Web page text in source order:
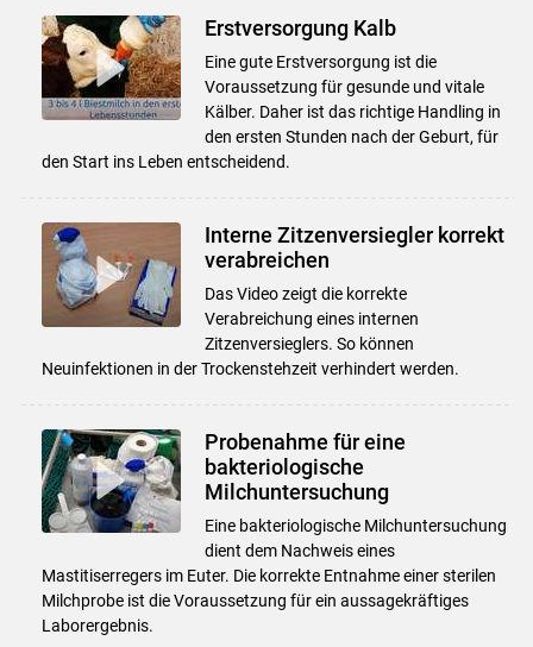
Erstversorgung Kalb
Eine gute Erstversorgung ist die
Voraussetzung für gesunde und vitale
Kälber. Daher ist das richtige Handling in
den ersten Stunden nach der Geburt, für
den Start ins Leben entscheidend.
Interne Zitzenversiegler korrekt
verabreichen
Das Video zeigt die korrekte
Verabreichung eines internen
Zitzenversieglers. So können
Neuinfektionen in der Trockenstehzeit verhindert werden.
Probenahme für eine
bakteriologische
Milchuntersuchung
Eine bakteriologische Milchuntersuchung
dient dem Nachweis eines
Mastitiserregers im Euter. Die korrekte Entnahme einer sterilen
Milchprobe ist die Voraussetzung für ein aussagekräftiges
Laborergebnis.